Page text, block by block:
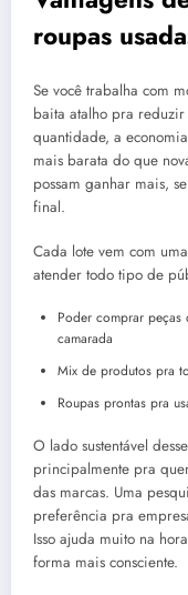
roupas
Se você trabalha com
baita atalho pra
quantidade, a
mais barata do que
possam ganhar mais,
final.
Cada lote vem com
atender todo tipo de
Poder comprar peças
camarada
Mix de produtos pra
Roupas prontas pra
O lado sustentável
principalmente pra
das marcas. Uma
preferência pra
Isso ajuda muito na
forma mais consciente.